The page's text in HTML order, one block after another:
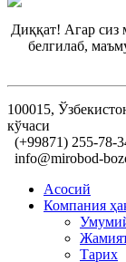
Диққат! Агар сиз
белгилаб,
100015,
кўчаси
(+99871) 255-78-
info@mirobod-
Асосий
Компания
Тарих